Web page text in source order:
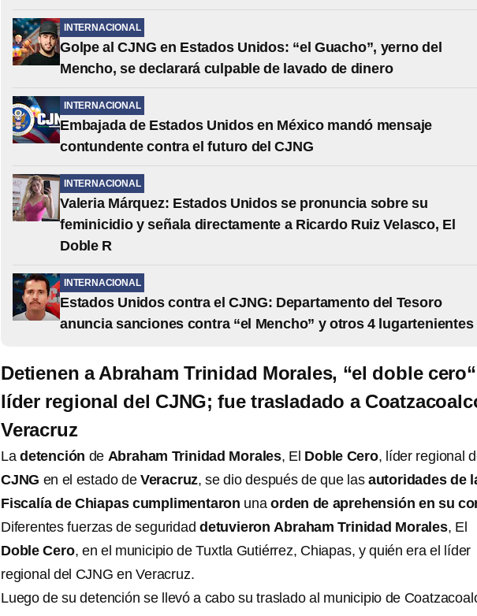
INTERNACIONAL
Golpe al CJNG en Estados Unidos: “el Guacho”, yerno del
Mencho, se declarará culpable de lavado de dinero
INTERNACIONAL
Embajada de Estados Unidos en México mandó mensaje
contundente contra el futuro del CJNG
INTERNACIONAL
Valeria Márquez: Estados Unidos se pronuncia sobre su
feminicidio y señala directamente a Ricardo Ruiz Velasco, El
Doble R
INTERNACIONAL
Estados Unidos contra el CJNG: Departamento del Tesoro
anuncia sanciones contra “el Mencho” y otros 4 lugartenientes
Detienen a Abraham Trinidad Morales, “el doble
líder regional del CJNG; fue trasladado a
Veracruz
La detención de Abraham Trinidad Morales, El Doble Cero, líder regional
CJNG en el estado de Veracruz, se dio después de que las autoridades de
Fiscalía de Chiapas cumplimentaron unaorden de aprehensión en su
Diferentes fuerzas de seguridad detuvieron Abraham Trinidad Morales, El
Doble Cero, en el municipio de Tuxtla Gutiérrez, Chiapas, y quién era el líder
regional del CJNG en Veracruz.
Luego de su detención se llevó a cabo su traslado al municipio de